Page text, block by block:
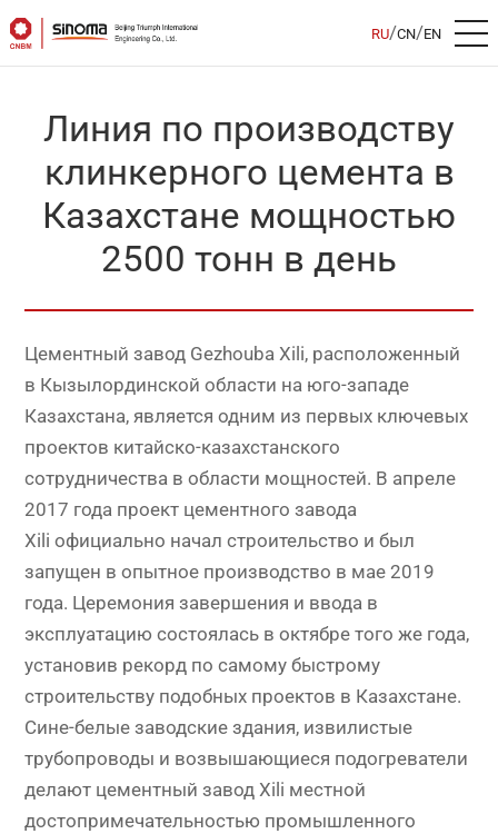
RU/CN/EN
Линия по производству
клинкерного цемента в
Казахстане мощностью
2500 тонн в день
Цементный завод Gezhouba Xili, расположенный
в Кызылординской области на юго-западе
Казахстана, является одним из первых ключевых
проектов китайско-казахстанского
сотрудничества в области мощностей. В апреле
2017 года проект цементного завода
Xili официально начал строительство и был
запущен в опытное производство в мае 2019
года. Церемония завершения и ввода в
эксплуатацию состоялась в октябре того же года,
установив рекорд по самому быстрому
строительству подобных проектов в Казахстане.
Сине-белые заводские здания, извилистые
трубопроводы и возвышающиеся подогреватели
делают цементный завод Xili местной
достопримечательностью промышленного